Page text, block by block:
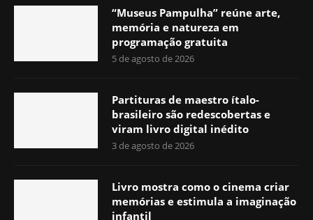
“Museus Pampulha” reúne arte,
memória e natureza em
programação gratuita
5 de agosto de 2026
Partituras de maestro ítalo-
brasileiro são redescobertas e
viram livro digital inédito
3 de agosto de 2026
Livro mostra como o cinema criar
memórias e estimula a imaginação
infantil